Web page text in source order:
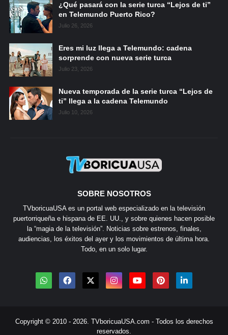
¿Qué pasará con la serie turca “Lejos de ti”
en Telemundo Puerto Rico?
Julio 26, 2026
Eres mi luz llega a Telemundo: cadena
sorprende con nueva serie turca
Julio 23, 2026
Nueva temporada de la serie turca “Lejos de
ti” llega a la cadena Telemundo
Julio 10, 2026
SOBRE NOSOTROS
TVboricuaUSA es un portal web especializado en la televisión
puertorriqueña e hispana de EE. UU., y sobre quienes hacen posible
la “magia de la televisión”. Noticias sobre estrenos, finales,
audiencias, los éxitos del ayer y los movimientos de última hora.
Todo, en un solo lugar.
Copyright © 2010 - 2026. TVboricuaUSA.com - Todos los derechos
reservados.